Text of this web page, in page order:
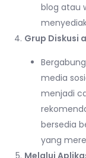
blog atau
Grup Diskusi
media
menjadi
bersedia
yang
Melalui